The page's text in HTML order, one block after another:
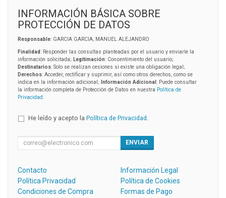
INFORMACIÓN BÁSICA SOBRE
PROTECCIÓN DE DATOS
Responsable: GARCIA GARCIA, MANUEL ALEJANDRO
Finalidad: Responder las consultas planteadas por el usuario y enviarle la
información solicitada; Legitimación: Consentimiento del usuario;
Destinatarios: Solo se realizan cesiones si existe una obligación legal;
Derechos: Acceder, rectificar y suprimir, así como otros derechos, como se
indica en la información adicional;
Información Adicional : Puede consultar
la información completa de Protección de Datos en nuestra Política de
Privacidad
He leído y acepto la Política de Privacidad
ENVIAR
Contacto
Información Legal
Política Privacidad
Política de Cookies
Condiciones de Compra
Formas de Pago